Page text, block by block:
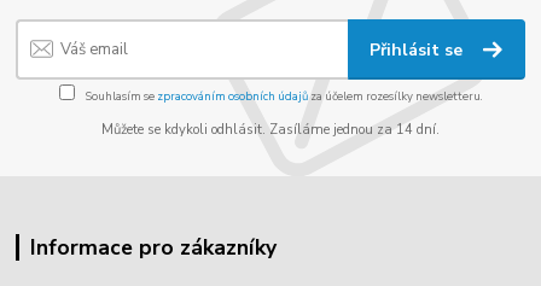
Přihlásit se
Souhlasím se zpracováním osobních údajůza účelem rozesílky newsletteru.
Můžete se kdykoli odhlásit. Zasíláme jednou za 14 dní.
Informace pro zákazníky